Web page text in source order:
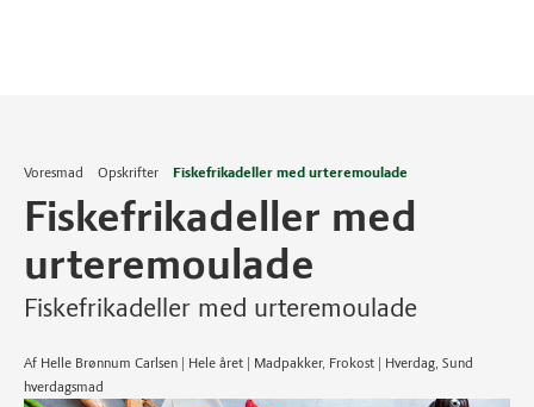
Voresmad Opskrifter Fiskefrikadeller med urteremoulade
Fiskefrikadeller med
urteremoulade
Fiskefrikadeller med urteremoulade
Af Helle Brønnum Carlsen | Hele året | Madpakker, Frokost | Hverdag, Sund
hverdagsmad